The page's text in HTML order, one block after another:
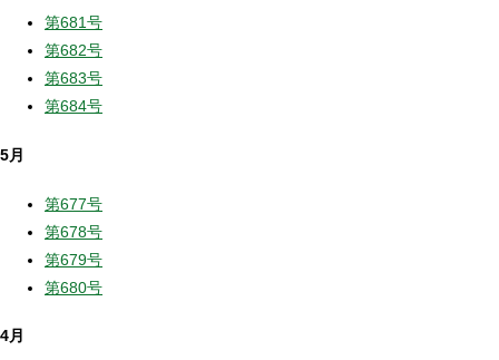
第681号
第682号
第683号
第684号
5月
第677号
第678号
第679号
第680号
4月